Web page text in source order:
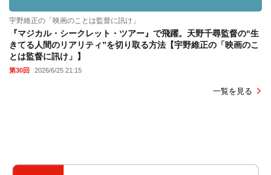
宇野維正の「映画のことは監督に訊け」
『マジカル・シークレット・ツアー』で飛躍。天野千尋監督の“生
きてる人間のリアリティ”を切り取る方法【宇野維正の「映画のこ
とは監督に訊け」】
第30回 2026/6/25 21:15
一覧を見る